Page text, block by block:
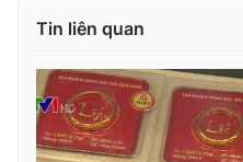
Thị trường
Tư vấn
Giao lưu trực tuyến
Lịch phát sóng
Tin liên quan